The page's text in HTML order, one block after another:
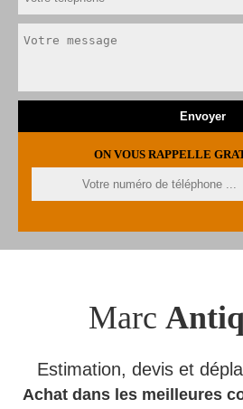
ON VOUS RAPPELLE
Marc
Estimation, devis et
Achat dans les meilleures